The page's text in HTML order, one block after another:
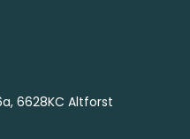
6628KC Altforst